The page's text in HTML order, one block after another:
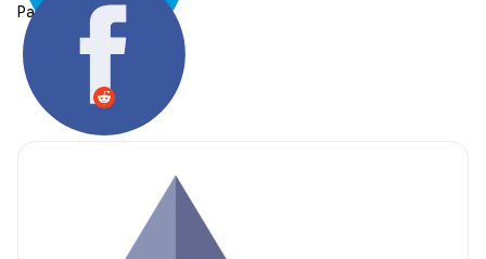
Partager: